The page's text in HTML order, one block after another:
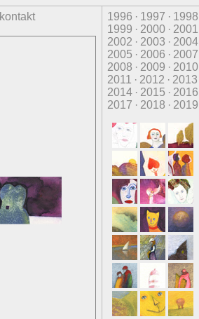
kontakt 1996 · 1997 · 1998
1999 · 2000 · 2001
2002 · 2003 · 2004
2005 · 2006 · 2007
2008 · 2009 · 2010
2011 · 2012 · 2013
2014 · 2015 · 2016
2017 · 2018 · 2019